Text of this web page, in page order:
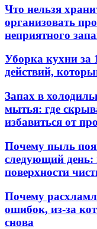
Что нельзя
организовать
неприятного
Уборка кухни за
действий,
Запах в
мытья: где
избавиться от
Почему пыль
следующий день:
поверхности
Почему
ошибок, из-за
снова